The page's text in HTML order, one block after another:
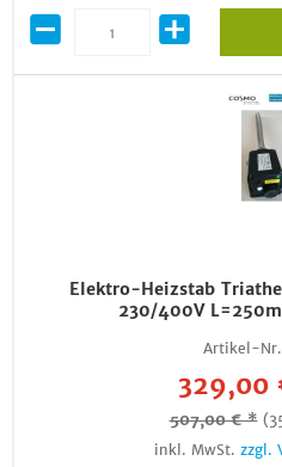
Elektro-Heizstab
230/400V
Artikel-
329,00
507,00 € *
inkl. MwSt. zzgl.